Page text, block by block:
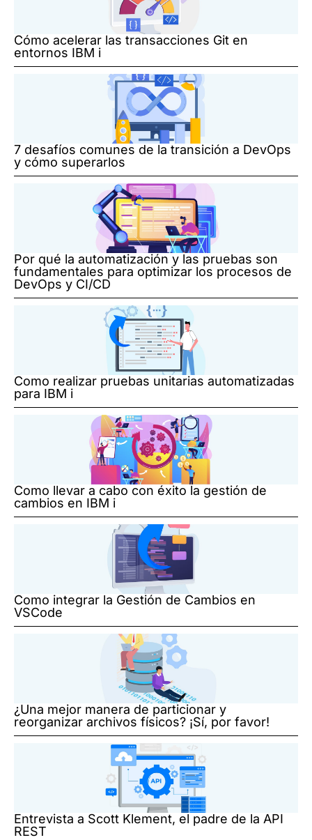
Cómo acelerar las transacciones Git en
entornos IBM i
7 desafíos comunes de la transición a DevOps
y cómo superarlos
Por qué la automatización y las pruebas son
fundamentales para optimizar los procesos de
DevOps y CI/CD
Como realizar pruebas unitarias automatizadas
para IBM i
Como llevar a cabo con éxito la gestión de
cambios en IBM i
Como integrar la Gestión de Cambios en
VSCode
¿Una mejor manera de particionar y
reorganizar archivos físicos? ¡Sí, por favor!
Entrevista a Scott Klement, el padre de la API
REST